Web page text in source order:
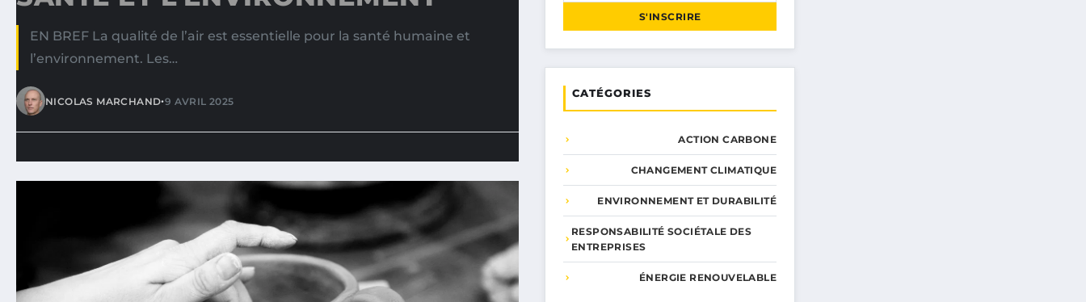
EN BREF La qualité de l’air est essentielle pour la santé humaine et
l’environnement. Les…
NICOLAS MARCHAND•9 AVRIL 2025
S'INSCRIRE
CATÉGORIES
ACTION CARBONE
CHANGEMENT CLIMATIQUE
ENVIRONNEMENT ET DURABILITÉ
RESPONSABILITÉ SOCIÉTALE DES
ENTREPRISES
ÉNERGIE RENOUVELABLE